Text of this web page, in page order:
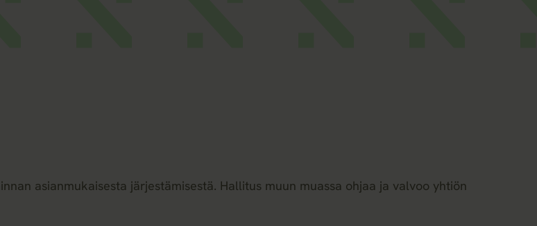
asianmukaisesta järjestämisestä. Hallitus muun muassa ohjaa ja valvoo yhtiön